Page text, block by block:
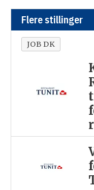
Flere stillinger
JOB DK